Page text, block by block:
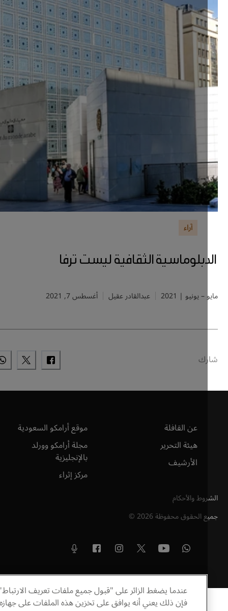
الثقافية ليست ترفا
يونيو | 2021 عبدالقادر عقيل أغسطس 7, 2021
عن القافلة
هيئة التحرير
الأرشيف
موقع أرامكو السعودية
مجلة أرامكو وورلد
بالإنجليزية
مركز إثراء
والأحكام
الحقوق محفوظة2026
©
عندما يضغط الزائر على "قبول جميع ملفات تعريف الارتباط"
فإن ذلك يعني أنه يوافق على تخزين هذه الملفات على جهازه